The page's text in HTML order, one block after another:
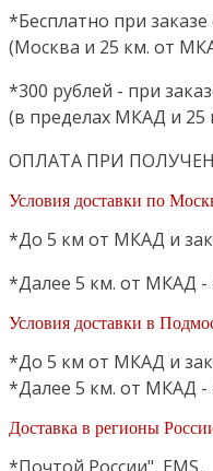
*Бесплатно при заказе
(Москва и 25 км. от
*300 рублей - при
(в пределах МКАД и
ОПЛАТА ПРИ
Условия доставки по
*До 5 км от МКАД и
*Далее 5 км. от МКАД -
Условия доставки в
*До 5 км от МКАД и
*Далее 5 км. от МКАД -
Доставка в регионы